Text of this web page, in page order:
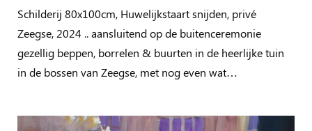
Schilderij 80x100cm, Huwelijkstaart snijden, privé
Zeegse, 2024 .. aansluitend op de buitenceremonie
gezellig beppen, borrelen & buurten in de heerlijke tuin
in de bossen van Zeegse, met nog even wat…